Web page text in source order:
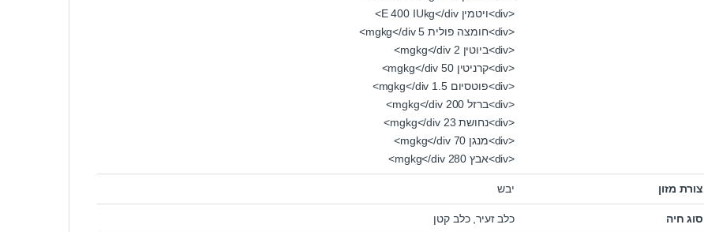
<div>ויטמין E 400 IUkg</div>
<div>חומצה פולית 5 mgkg</div>
<div>ביוטין 2 mgkg</div>
<div>קרניטין 50 mgkg</div>
<div>פוטסיום 1.5 mgkg</div>
<div>ברזל 200 mgkg</div>
<div>נחושת 23 mgkg</div>
<div>מנגן 70 mgkg</div>
<div>אבץ 280 mgkg</div>
צורת מזון יבש
סוג חיה כלב זעיר,כלב קטן